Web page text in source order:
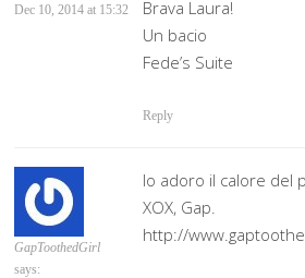
Dec 10, 2014 at 15:32
Brava Laura!
Un bacio
Fede’s Suite
Reply
GapToothedGirl
says:
Io adoro il calore del
XOX, Gap.
http://